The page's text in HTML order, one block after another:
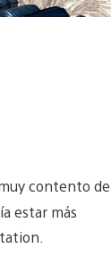
contento de
estar más